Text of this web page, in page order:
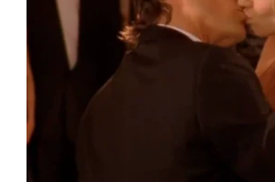
UTARA
WN
SAMOSIR